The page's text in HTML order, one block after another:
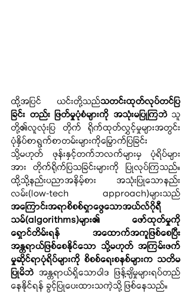
ထို့အပြင် ယင်းတို့သည်သတင်းထုတ်လုပ်တင်ပြ
ခြင်း တည်း ဖြတ်မှုပုံစံများကို အသုံးမပြုကြဘဲ သူ
တို့၏လူလုံးပြ တိုက် ရိုက်ထုတ်လွှင့်မှုများအတွင်း
ပုံနှိပ်စာရွက်စာတမ်းများကိုမြှောက်ပြခြင်း
သို့မဟုတ် ဖုန်းနှင့်တက်ဘလက်များမှ ပုံရိပ်များ
အား တိုက်ရိုက်ပြသခြင်းများကို ပြုလုပ်ကြသည်။
ထို့သို့နည်းပညာအနိမ့်စား အသုံးပြုသောနည်း
အကြောင်းအရာစိစစ်ရှာဖွေသောအယ်လ်ဂိုရီ
သမ်(algorithms)များ၏ ဖော်ထုတ်မှုကို
ရှောင်တိမ်းရန် အထောက်အကူဖြစ်စေပြီး
အန္တရာယ်ဖြစ်စေနိုင်သော သို့မဟုတ် အကြမ်းဖက်
မှုဆိုင်ရာပုံရိပ်များကို စိစစ်ရေးစနစ်များက သတိမ
ပြုမိဘဲ အန္တရာယ်ရှိသောဝါဒ ဖြန့်ချိမှုများရပ်တည်
နေနိုင်ရန် ခွင့်ပြုပေးထားသကဲ့သို့ ဖြစ်နေသည်။